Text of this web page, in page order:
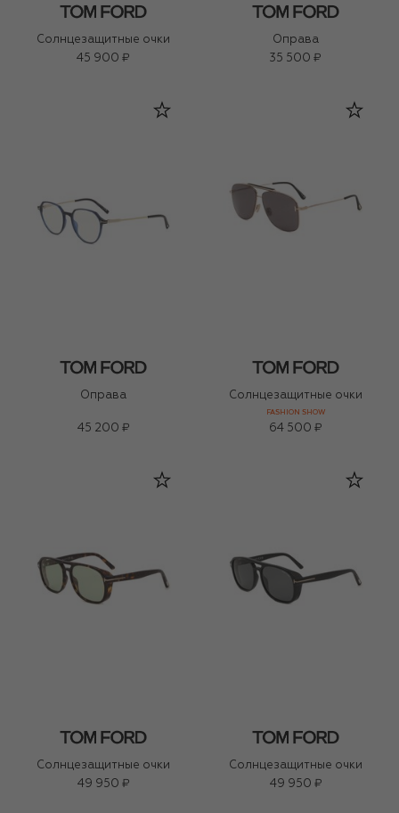
Солнцезащитные очки
45 900 ₽
Оправа
35 500 ₽
Оправа
45 200 ₽
Солнцезащитные очки
FASHION SHOW
64 500 ₽
Солнцезащитные очки
49 950 ₽
Солнцезащитные очки
49 950 ₽